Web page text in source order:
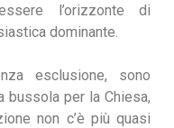
l’orizzonte di
dominante.
esclusione, sono
per la Chiesa,
non c’è più quasi